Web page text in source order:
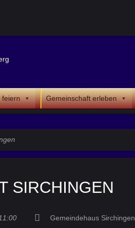
feiern Gemeinschaft erleben
SIRCHINGEN
Gemeindehaus Sirchingen